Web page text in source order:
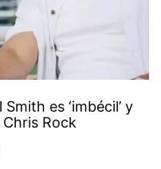
es ‘imbécil’ y
Rock